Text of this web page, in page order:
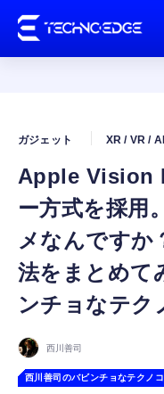
Apple Vision
ー方式を採用
メなんです
法をまとめて
ンチョなテク
ガジェット XR / VR /
西川善司
西川善司のバビンチョなテクノ